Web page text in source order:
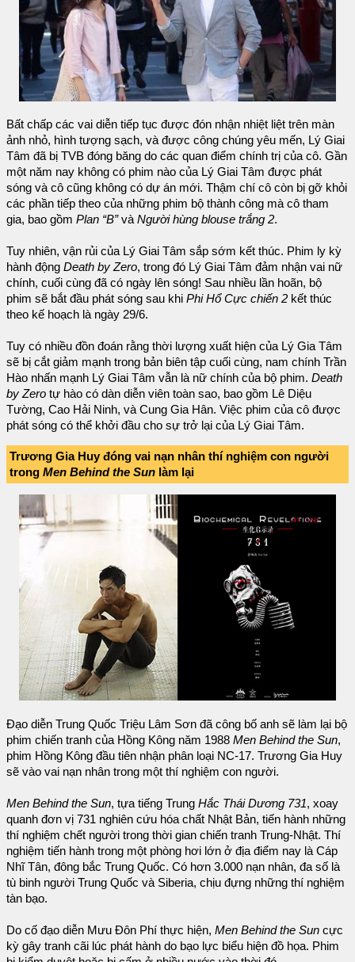
Bất chấp các vai diễn tiếp tục được đón nhận nhiệt liệt trên màn
ảnh nhỏ, hình tượng sạch, và được công chúng yêu mến, Lý Giai
Tâm đã bị TVB đóng băng do các quan điểm chính trị của cô. Gần
một năm nay không có phim nào của Lý Giai Tâm được phát
sóng và cô cũng không có dự án mới. Thậm chí cô còn bị gỡ khỏi
các phần tiếp theo của những phim bộ thành công mà cô tham
gia, bao gồm Plan “B”và Người hùng blouse trắng 2.
Tuy nhiên, vận rủi của Lý Giai Tâm sắp sớm kết thúc. Phim ly kỳ
hành động Death by Zero, trong đó Lý Giai Tâm đảm nhận vai nữ
chính, cuối cùng đã có ngày lên sóng! Sau nhiều lần hoãn, bộ
phim sẽ bắt đầu phát sóng sau khi Phi Hổ Cực chiến 2 kết thúc
theo kế hoạch là ngày 29/6.
Tuy có nhiều đồn đoán rằng thời lượng xuất hiện của Lý Gia Tâm
sẽ bị cắt giảm mạnh trong bản biên tập cuối cùng, nam chính Trần
Hào nhấn mạnh Lý Giai Tâm vẫn là nữ chính của bộ phim. Death
by Zero tự hào có dàn diễn viên toàn sao, bao gồm Lê Diệu
Tường, Cao Hải Ninh, và Cung Gia Hân. Việc phim của cô được
phát sóng có thể khởi đầu cho sự trở lại của Lý Giai Tâm.
Trương Gia Huy đóng vai nạn nhân thí nghiệm con người
trong Men Behind the Sun làm lại
Đạo diễn Trung Quốc Triệu Lâm Sơn đã công bố anh sẽ làm lại bộ
phim chiến tranh của Hồng Kông năm 1988 Men Behind the Sun,
phim Hồng Kông đầu tiên nhận phân loại NC-17. Trương Gia Huy
sẽ vào vai nạn nhân trong một thí nghiệm con người.
Men Behind the Sun, tựa tiếng Trung Hắc Thái Dương 731, xoay
quanh đơn vị 731 nghiên cứu hóa chất Nhật Bản, tiến hành những
thí nghiệm chết người trong thời gian chiến tranh Trung-Nhật. Thí
nghiệm tiến hành trong một phòng hơi lớn ở địa điểm nay là Cáp
Nhĩ Tân, đông bắc Trung Quốc. Có hơn 3.000 nạn nhân, đa số là
tù binh người Trung Quốc và Siberia, chịu đựng những thí nghiệm
tàn bạo.
Do cố đạo diễn Mưu Đôn Phí thực hiện, Men Behind the Sun cực
kỳ gây tranh cãi lúc phát hành do bạo lực biểu hiện đồ họa. Phim